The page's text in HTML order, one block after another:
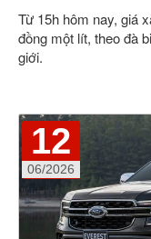
Từ 15h hôm nay, giá
đồng một lít, theo đà
giới.
12
06/2026